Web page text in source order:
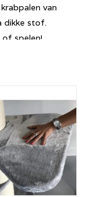
van
dikke stof.
spelen!